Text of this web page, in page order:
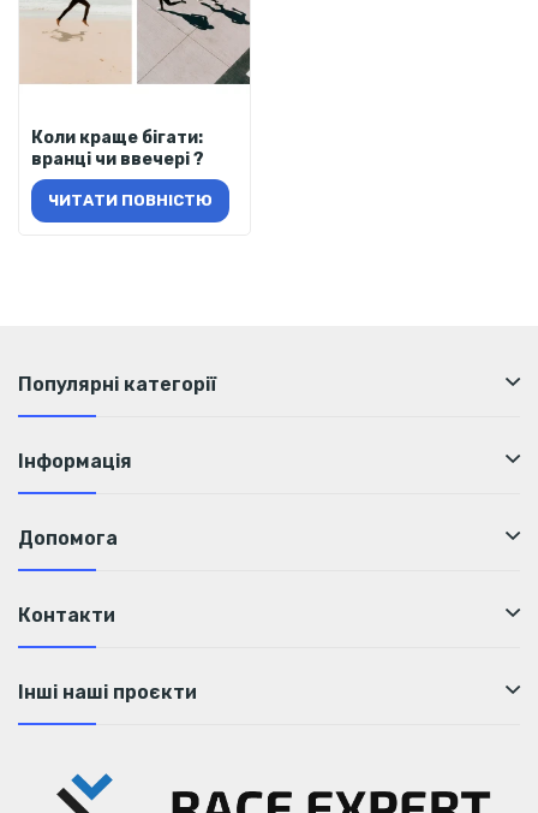
Коли краще бігати:
вранці чи ввечері ?
ЧИТАТИ ПОВНІСТЮ
Популярні категорії
Інформація
Допомога
Контакти
Інші наші проєкти